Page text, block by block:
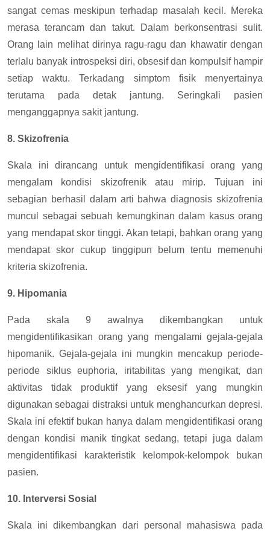
sangat cemas meskipun terhadap masalah kecil. Mereka
merasa terancam dan takut. Dalam berkonsentrasi sulit.
Orang lain melihat dirinya ragu-ragu dan khawatir dengan
terlalu banyak introspeksi diri, obsesif dan kompulsif hampir
setiap waktu. Terkadang simptom fisik menyertainya
terutama pada detak jantung. Seringkali pasien
menganggapnya sakit jantung.
8. Skizofrenia
Skala ini dirancang untuk mengidentifikasi orang yang
mengalam kondisi skizofrenik atau mirip. Tujuan ini
sebagian berhasil dalam arti bahwa diagnosis skizofrenia
muncul sebagai sebuah kemungkinan dalam kasus orang
yang mendapat skor tinggi. Akan tetapi, bahkan orang yang
mendapat skor cukup tinggipun belum tentu memenuhi
kriteria skizofrenia.
9. Hipomania
Pada skala 9 awalnya dikembangkan untuk
mengidentifikasikan orang yang mengalami gejala-gejala
hipomanik. Gejala-gejala ini mungkin mencakup periode-
periode siklus euphoria, iritabilitas yang mengikat, dan
aktivitas tidak produktif yang eksesif yang mungkin
digunakan sebagai distraksi untuk menghancurkan depresi.
Skala ini efektif bukan hanya dalam mengidentifikasi orang
dengan kondisi manik tingkat sedang, tetapi juga dalam
mengidentifikasi karakteristik kelompok-kelompok bukan
pasien.
10. Interversi Sosial
Skala ini dikembangkan dari personal mahasiswa pada